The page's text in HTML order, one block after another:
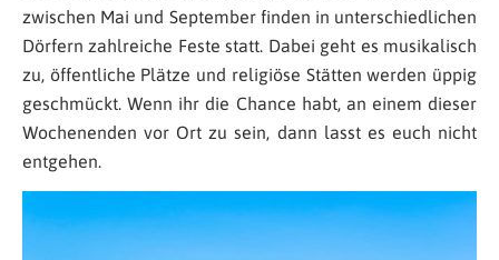
zwischen Mai und September finden in unterschiedlichen
Dörfern zahlreiche Feste statt. Dabei geht es musikalisch
zu, öffentliche Plätze und religiöse Stätten werden üppig
geschmückt. Wenn ihr die Chance habt, an einem dieser
Wochenenden vor Ort zu sein, dann lasst es euch nicht
entgehen.